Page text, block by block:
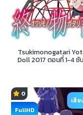
Tsukimonogatari
Doll 2017 ตอนที่ 1-4 ซั
0
FullHD
เสีย